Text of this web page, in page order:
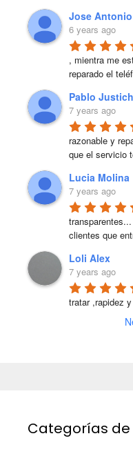
Jose
6 years ago
, mientra me
reparado el
Pablo Justich
7 years ago
razonable y
que el servicio
Lucia Molina
7 years ago
clientes que
Loli Alex
7 years ago
tratar ,rapidez
Categorías